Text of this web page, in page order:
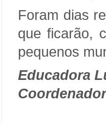
Foram dias
que ficarão,
pequenos
Educadora